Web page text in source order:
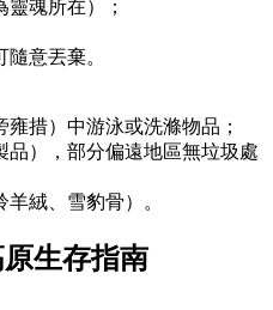
魂所在）；
意丟棄。
措）中游泳或洗滌物品；
品），部分偏遠地區無垃圾處
絨、雪豹骨）。
生存指南